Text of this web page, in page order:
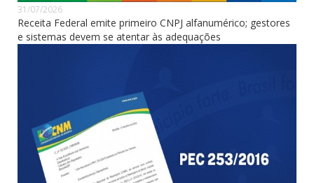
31/07/2026
Receita Federal emite primeiro CNPJ alfanumérico; gestores
e sistemas devem se atentar às adequações